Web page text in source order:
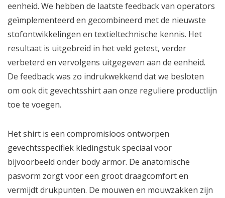
eenheid. We hebben de laatste feedback van operators
geïmplementeerd en gecombineerd met de nieuwste
stofontwikkelingen en textieltechnische kennis. Het
resultaat is uitgebreid in het veld getest, verder
verbeterd en vervolgens uitgegeven aan de eenheid.
De feedback was zo indrukwekkend dat we besloten
om ook dit gevechtsshirt aan onze reguliere productlijn
toe te voegen.
Het shirt is een compromisloos ontworpen
gevechtsspecifiek kledingstuk speciaal voor
bijvoorbeeld onder body armor. De anatomische
pasvorm zorgt voor een groot draagcomfort en
vermijdt drukpunten. De mouwen en mouwzakken zijn